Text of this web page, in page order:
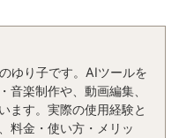
ゆり子です。AIツールを
音楽制作や、動画編集、
ます。実際の使用経験と
料金・使い方・メリッ